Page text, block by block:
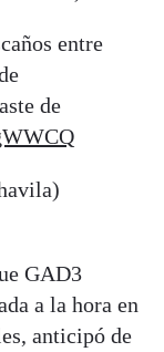
entre
de
GAD3
a la hora en
anticipó de